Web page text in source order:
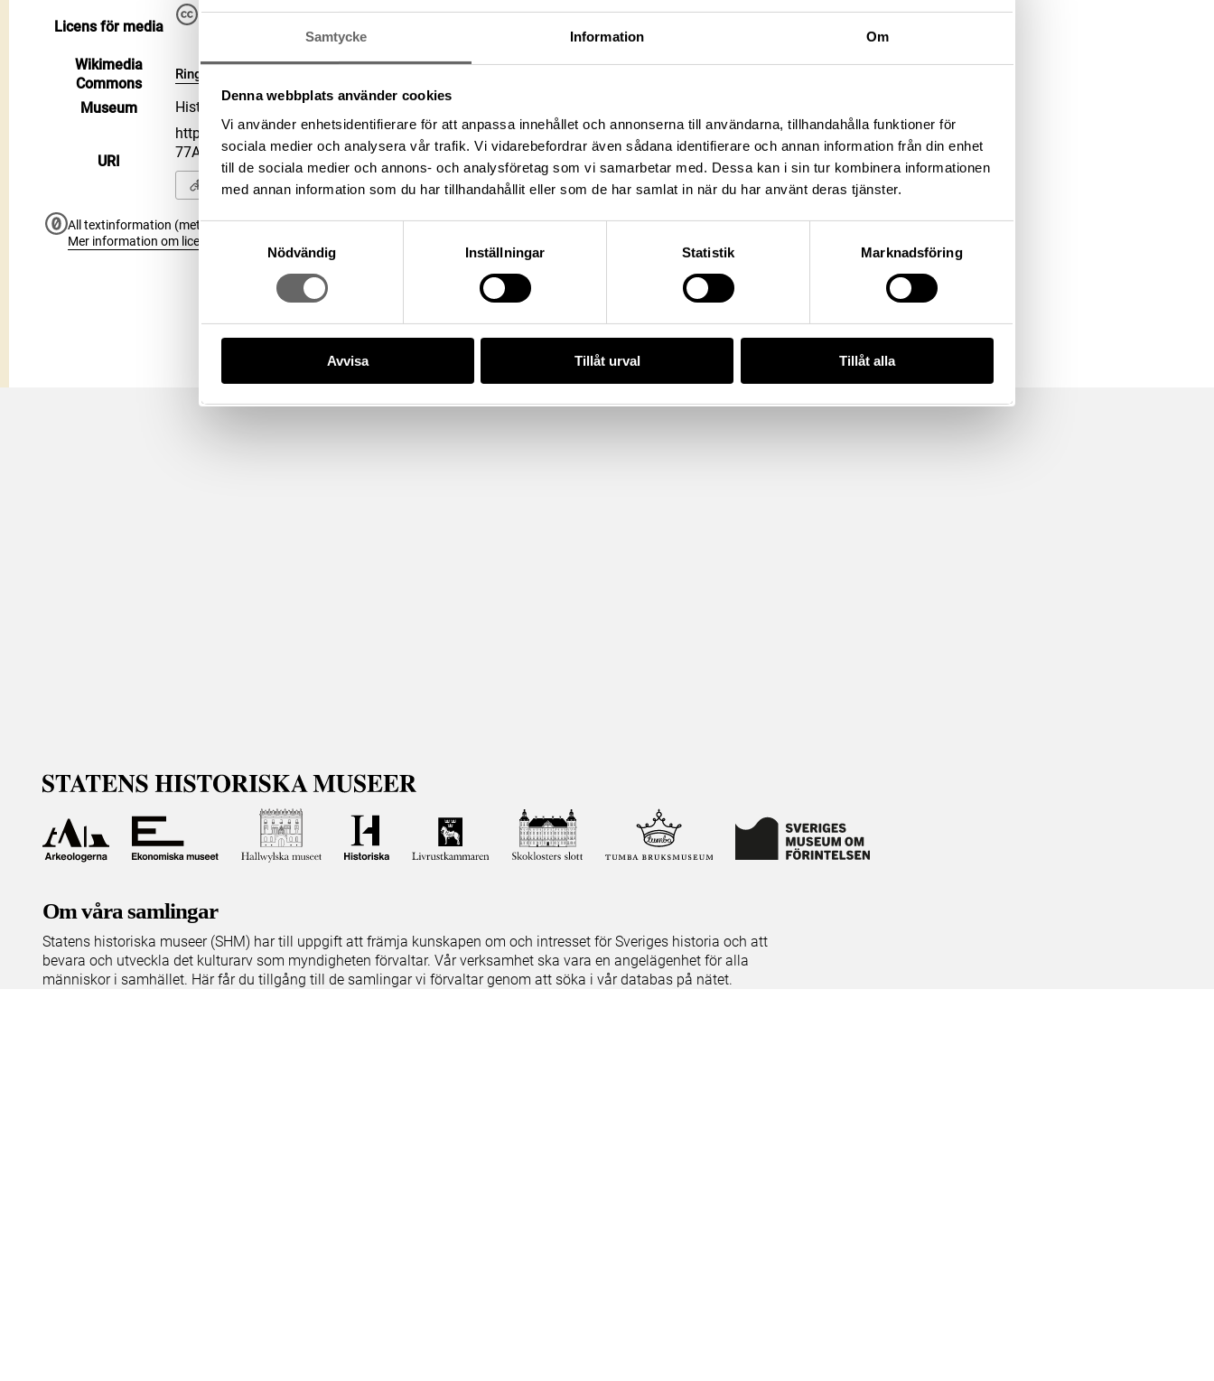
Samtycke Information Om
Denna webbplats använder cookies
Vi använder enhetsidentifierare för att anpassa innehållet och annonserna till användarna, tillhandahålla funktioner för
sociala medier och analysera vår trafik. Vi vidarebefordrar även sådana identifierare och annan information från din enhet
till de sociala medier och annons- och analysföretag som vi samarbetar med. Dessa kan i sin tur kombinera informationen
med annan information som du har tillhandahållit eller som de har samlat in när du har använt deras tjänster.
Nödvändig
Inställningar Statistik Marknadsföring
Avvisa Tillåt urval Tillåt alla
Licens för media
Du får bearbeta och dela verket för alla ändamål, även
CC BY 4.0 International CC BY 4.0
Wikimedia
Commons
Ringnål, Nål på Wikimedia Commons
Museum Historiska museet
URI
https://samlingar.shm.se/media/1285C9FD-B7CA-4C3C-BE80-
77A4B8B02D73
Kopiera URI
All textinformation (metadata) på denna sida är fri att använda enligt licensen CC0.
Mer information om licenser hos Statens historiska museer.
Om våra samlingar
Statens historiska museer (SHM) har till uppgift att främja kunskapen om och intresset för Sveriges historia och att
bevara och utveckla det kulturarv som myndigheten förvaltar. Vår verksamhet ska vara en angelägenhet för alla
människor i samhället. Här får du tillgång till de samlingar vi förvaltar genom att söka i vår databas på nätet.